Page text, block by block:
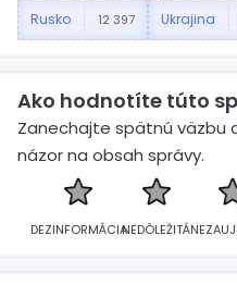
Rusko 12 397 Ukrajina
Ako hodnotíte túto
Zanechajte spätnú väzbu
názor na obsah správy.
DEZINFORMÁCIANEDÔLEŽITÁ